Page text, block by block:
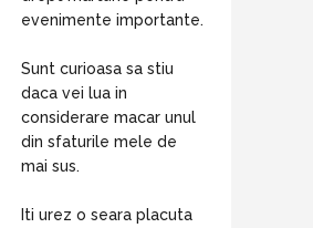
evenimente importante.
Sunt curioasa sa stiu
daca vei lua in
considerare macar unul
din sfaturile mele de
mai sus.
Iti urez o seara placuta